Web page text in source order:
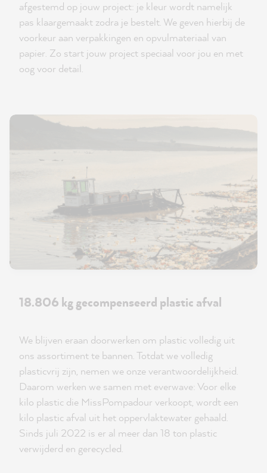
afgestemd op jouw project: je kleur wordt namelijk
pas klaargemaakt zodra je bestelt. We geven hierbij de
voorkeur aan verpakkingen en opvulmateriaal van
papier. Zo start jouw project speciaal voor jou en met
oog voor detail.
18.806 kg gecompenseerd plastic afval
We blijven eraan doorwerken om plastic volledig uit
ons assortiment te bannen. Totdat we volledig
plasticvrij zijn, nemen we onze verantwoordelijkheid.
Daarom werken we samen met everwave: Voor elke
kilo plastic die MissPompadour verkoopt, wordt een
kilo plastic afval uit het oppervlaktewater gehaald.
Sinds juli 2022 is er al meer dan 18 ton plastic
verwijderd en gerecycled.